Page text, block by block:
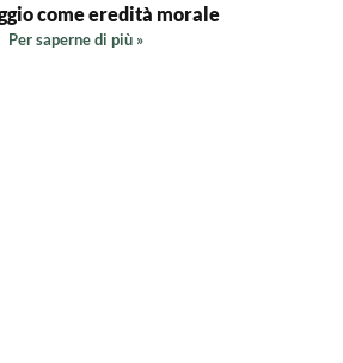
come eredità morale
Per saperne di più »